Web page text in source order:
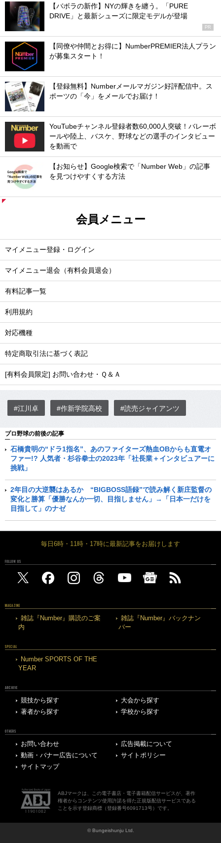
【バボラの新作】NYの輝きを纏う。「PURE
DRIVE」と最新シューズに限定モデルが登場
PR
【同僚や仲間とお得に】NumberPREMIER法人プラン
が募集スタート！
【登録無料】Numberメールマガジン好評配信中。ス
ポーツの「今」をメールでお届け！
YouTubeチャンネル登録者数60,000人突破！バレーボ
ールや陸上、バスケ、野球などの選手のインタビュー
を動画で
【お知らせ】Google検索で「Number Web」の記事
を見つけやすくする方法
会員メニュー
マイメニュー登録・ログイン
マイメニュー退会（有料会員退会）
有料記事一覧
利用規約
対応機種
特定商取引法に基づく表記
[有料会員限定] お問い合わせ・Ｑ＆Ａ
#江川卓 #作新学院高校 #読売ジャイアンツ
プロ野球の前後の記事
石橋貴明の“ドラ1指名”、あのファイターズ熱血OBからも直電オ
ファー!? 人気者・杉谷拳士の2023年「社長業＋インタビュアーに
挑戦」
2年目の大逆襲はあるか “BIGBOSS語録”で読み解く新庄監督の
変化と勝算「優勝なんか一切、目指しません」→「日本一だけを
目指して」のナゼ
毎日6時・11時・17時に最新記事をお届けします
FOLLOW US
MAGAZINE
雑誌『Number』購読のご案
内
雑誌『Number』バックナン
バー
SPECIAL
Number SPORTS OF THE
YEAR
ARCHIVE
競技から探す
大会から探す
著者から探す
学校から探す
OTHERS
お問い合わせ
広告掲載について
動画・バナー広告について
サイトポリシー
サイトマップ
ABJマークは、この電子書店・電子書籍配信サービスが、著作
権者からコンテンツ使用許諾を得た正規版配信サービスである
ことを示す登録商標（登録番号6091713号）です。
© Bungeishunju Ltd.